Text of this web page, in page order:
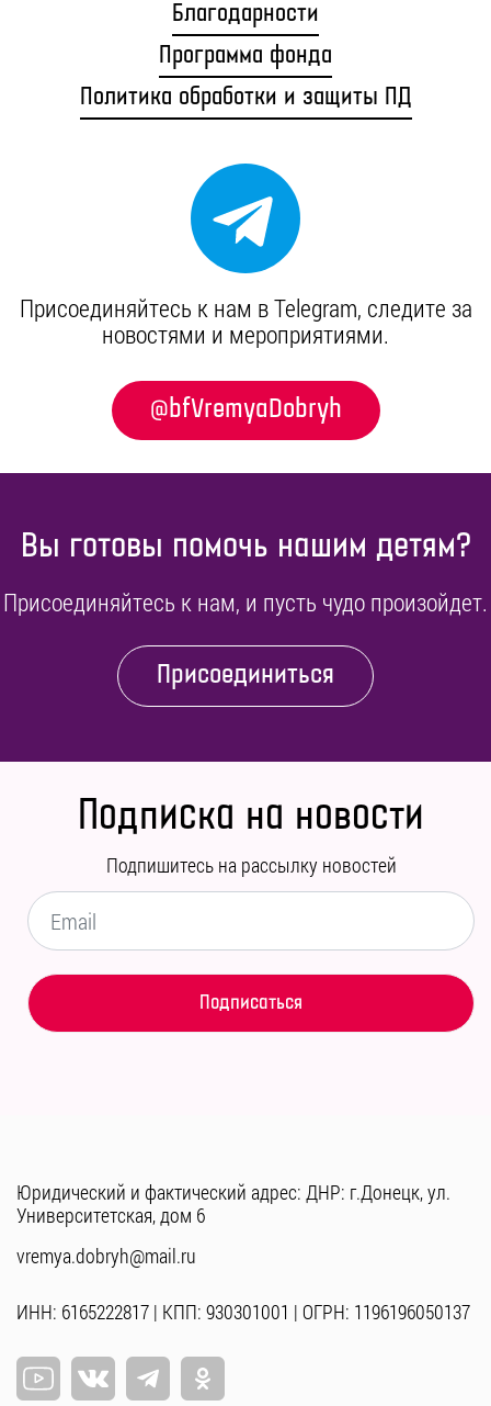
Благодарности
Программа фонда
Политика обработки и защиты ПД
Присоединяйтесь к нам в Telegram, cледите за
новостями и мероприятиями.
@bfVremyaDobryh
Вы готовы помочь нашим детям?
Присоединяйтесь к нам, и пусть чудо произойдет.
Присоединиться
Подписка на новости
Подпишитесь на рассылку новостей
Юридический и фактический адрес: ДНР: г.Донецк, ул.
Университетская, дом 6
vremya.dobryh@mail.ru
ИНН: 6165222817 | КПП: 930301001 | ОГРН: 1196196050137